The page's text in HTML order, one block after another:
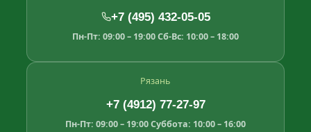
+7 (495) 432-05-05
Пн-Пт: 09:00 – 19:00Сб-Вс: 10:00 – 18:00
Рязань
+7 (4912) 77-27-97
Пн-Пт: 09:00 – 19:00Суббота: 10:00 – 16:00